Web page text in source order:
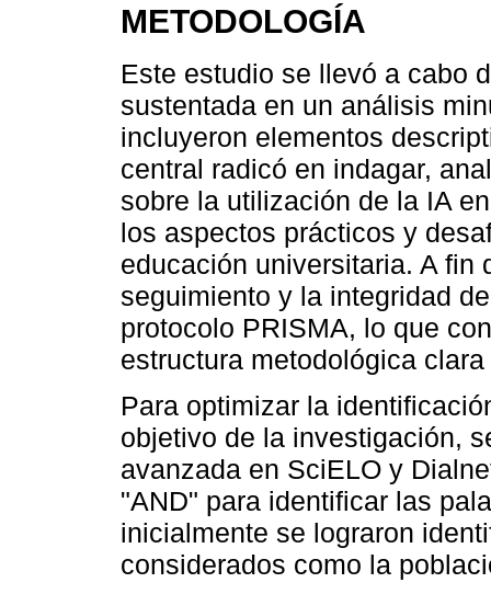
METODOLOGÍA
Este estudio se llevó a cabo
sustentada en un análisis
incluyeron elementos
central radicó en indagar,
sobre la utilización de la IA
los aspectos prácticos y
educación universitaria. A fin
seguimiento y la integridad
protocolo PRISMA, lo que
estructura metodológica
Para optimizar la
objetivo de la investigación,
avanzada en SciELO y
"AND" para identificar las
inicialmente se lograron
considerados como la